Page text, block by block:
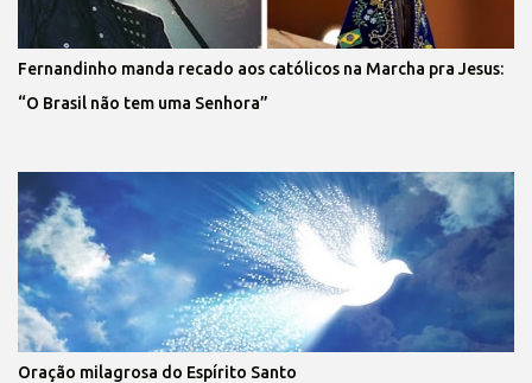
Fernandinho manda recado aos católicos na Marcha pra Jesus:
“O Brasil não tem uma Senhora”
Oração milagrosa do Espírito Santo